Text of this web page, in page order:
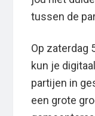
tussen de
Op zaterdag
kun je
partijen in
een grote